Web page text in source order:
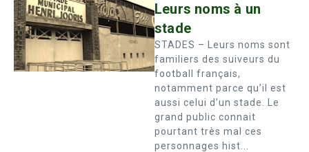
Leurs noms à un
stade
STADES – Leurs noms sont
familiers des suiveurs du
football français,
notamment parce qu’il est
aussi celui d’un stade. Le
grand public connait
pourtant très mal ces
personnages hist...